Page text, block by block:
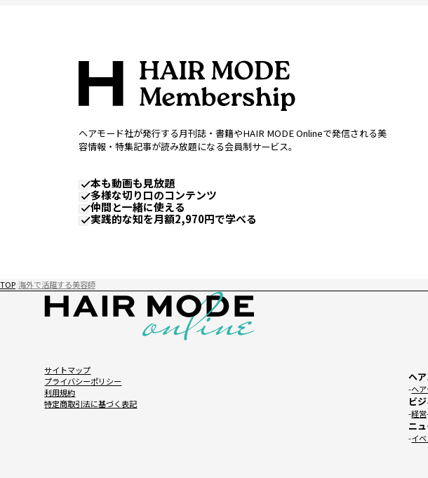
ヘアモード社が発行する月刊誌・書籍やHAIR MODE Onlineで発信される美
容情報・特集記事が読み放題になる会員制サービス。
本も動画も見放題
多様な切り口のコンテンツ
仲間と一緒に使える
実践的な知を月額2,970円で学べる
TOP 海外で活躍する美容師
サイトマップ
プライバシーポリシー
利用規約
特定商取引法に基づく表記
ヘ
ヘ
ビ
経営
ニ
イ